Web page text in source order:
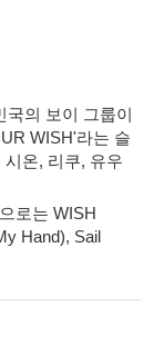
국의 보이 그룹이
WISH'라는 슬
온, 리쿠, 유우
로는 WISH
Hand), Sail